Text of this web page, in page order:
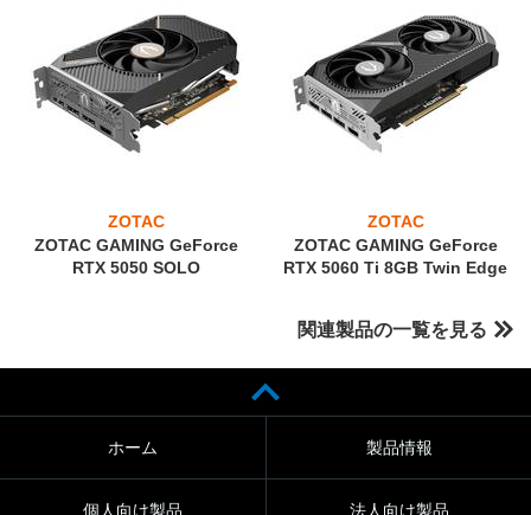
ZOTAC
ZOTAC GAMING GeForce
RTX 5050 SOLO
ZOTAC
ZOTAC GAMING GeForce
RTX 5060 Ti 8GB Twin Edge
関連製品の一覧を見る
ホーム 製品情報
個人向け製品 法人向け製品